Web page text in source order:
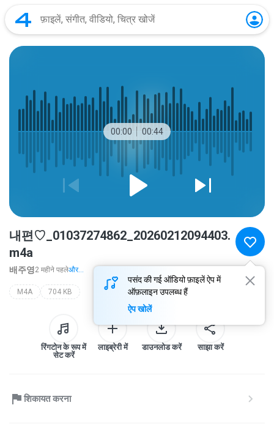
00:00 00:44
पसंद की गई ऑडियो फ़ाइलें ऐप में
ऑफ़लाइन उपलब्ध हैं
ऐप खोलें
내편♡_01037274862_20260212094403.
m4a
배주영2 महीने पहलेऔर...
M4A 704 KB
रिंगटोन के रूप में
सेट करें
लाइब्रेरी में डाउनलोड करें साझा करें
शिकायत करना